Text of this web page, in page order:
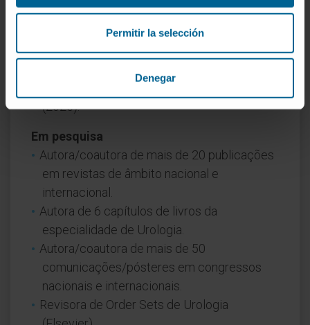
Permitir la selección
Denegar
da mulher” da Universidade Alfonso X El
Sabio, Madrid (2024).
Professora do curso ATRIUM da Cátedra de
Universidade Alfonso X El Sabio, Madrid
(2025).
Em pesquisa
Autora/coautora de mais de 20 publicações
em revistas de âmbito nacional e
internacional.
Autora de 6 capítulos de livros da
especialidade de Urologia.
Autora/coautora de mais de 50
comunicações/pósteres em congressos
nacionais e internacionais.
Revisora de Order Sets de Urologia